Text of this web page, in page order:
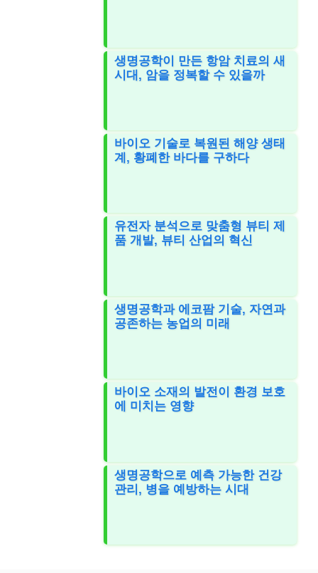
생명공학이 만든 항암 치료의 새
시대, 암을 정복할 수 있을까
바이오 기술로 복원된 해양 생태
계, 황폐한 바다를 구하다
유전자 분석으로 맞춤형 뷰티 제
품 개발, 뷰티 산업의 혁신
생명공학과 에코팜 기술, 자연과
공존하는 농업의 미래
바이오 소재의 발전이 환경 보호
에 미치는 영향
생명공학으로 예측 가능한 건강
관리, 병을 예방하는 시대